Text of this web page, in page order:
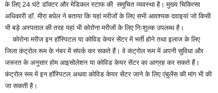
के लिए 24 घंटे डॉक्टर और मेडिकल स्टाफ की समुचित व्यवस्था है। मुख्य चिकित्सा
अधिकारी डॉ. मीरा बघेल ने बताया कि यहां मरीजों के लिए सभी आवश्यक दवाइयां जो किसी
भी बड़े अस्पताल की तरह यहां भी कोरोना मरीजों के लिए निःशुल्क उपलब्ध है।
कोरोना मरीज इन हॉस्पिटल या कोविड केयर सेंटर में भर्ती होने तथा इलाज के लिए
जिला कंट्रोल रूम के नंबर में संपर्क कर सकते हैं। वे कंट्रोल रूम में अपनी सुविधा और
जरूरत के अनुसार होम आइसोलेशन या कोविड केयर सेंटर का आग्रह कर सकते हैं।
कंट्रोल रूम में इन हॉस्पिटल अथवा कोविड केयर सेंटर जाने के लिए एंबुलेंस की मांग भी की
जा सकती है।